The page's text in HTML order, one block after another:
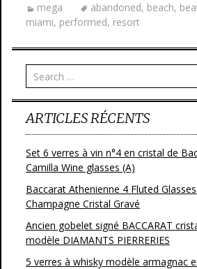
b
o
o
k
er l g
er
mega abandoned, beach,
miami, performed, resort
ARTICLES RÉCENTS
Set 6 verres à vin n°4 en cristal de
Camilla Wine glasses (A)
Baccarat Athenienne 4 Fluted
Champagne Cristal Gravé
Ancien gobelet signé BACCARAT
modèle DIAMANTS PIERRERIES
5 verres à whisky modèle armagnac